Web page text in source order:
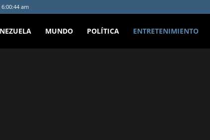
am
MUNDO POLÍTICA ENTRETENIMIENTO